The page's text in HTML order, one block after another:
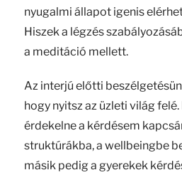
nyugalmi állapot igenis
Hiszek a légzés
a meditáció mellett.
Az interjú előtti
hogy nyitsz az üzleti világ
érdekelne a kérdésem
struktúrákba, a wellbeingbe
másik pedig a gyerekek